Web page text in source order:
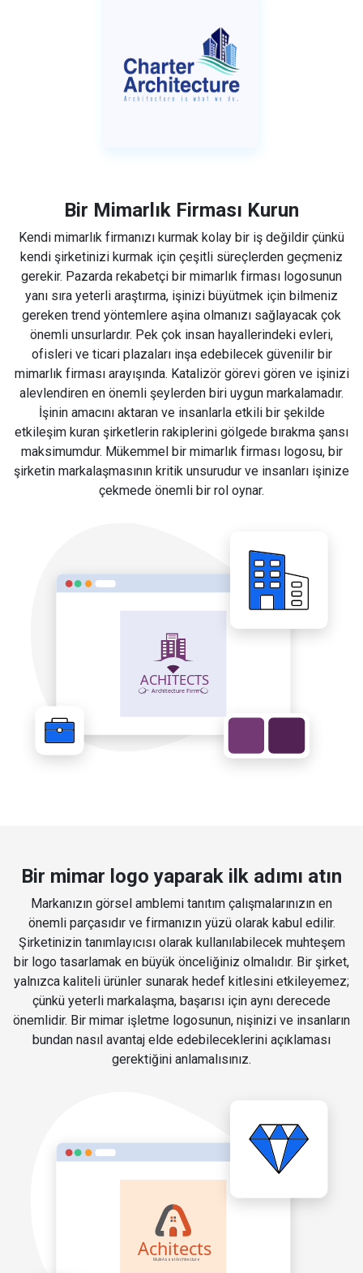
Bir Mimarlık Firması Kurun
Kendi mimarlık firmanızı kurmak kolay bir iş değildir çünkü
kendi şirketinizi kurmak için çeşitli süreçlerden geçmeniz
gerekir. Pazarda rekabetçi bir mimarlık firması logosunun
yanı sıra yeterli araştırma, işinizi büyütmek için bilmeniz
gereken trend yöntemlere aşina olmanızı sağlayacak çok
önemli unsurlardır. Pek çok insan hayallerindeki evleri,
ofisleri ve ticari plazaları inşa edebilecek güvenilir bir
mimarlık firması arayışında. Katalizör görevi gören ve işinizi
alevlendiren en önemli şeylerden biri uygun markalamadır.
İşinin amacını aktaran ve insanlarla etkili bir şekilde
etkileşim kuran şirketlerin rakiplerini gölgede bırakma şansı
maksimumdur. Mükemmel bir mimarlık firması logosu, bir
şirketin markalaşmasının kritik unsurudur ve insanları işinize
çekmede önemli bir rol oynar.
Bir mimar logo yaparak ilk adımı atın
Markanızın görsel amblemi tanıtım çalışmalarınızın en
önemli parçasıdır ve firmanızın yüzü olarak kabul edilir.
Şirketinizin tanımlayıcısı olarak kullanılabilecek muhteşem
bir logo tasarlamak en büyük önceliğiniz olmalıdır. Bir şirket,
yalnızca kaliteli ürünler sunarak hedef kitlesini etkileyemez;
çünkü yeterli markalaşma, başarısı için aynı derecede
önemlidir. Bir mimar işletme logosunun, nişinizi ve insanların
bundan nasıl avantaj elde edebileceklerini açıklaması
gerektiğini anlamalısınız.